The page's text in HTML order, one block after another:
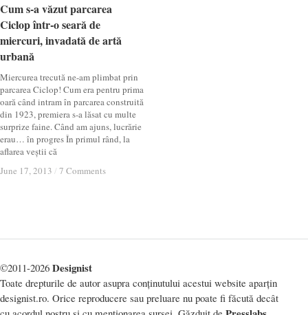
Cum s-a văzut parcarea
Ciclop într-o seară de
miercuri, invadată de artă
urbană
Miercurea trecută ne-am plimbat prin
parcarea Ciclop! Cum era pentru prima
oară când intram în parcarea construită
din 1923, premiera s-a lăsat cu multe
surprize faine. Când am ajuns, lucrărie
erau… în progres În primul rând, la
aflarea veștii că
June 17, 2013 / 7 Comments
Cum s-a văzut parcarea
Ciclop într-o seară de
miercuri, invadată de artă
urbană
June 17, 2013 / 7 Comments
©2011-2026 Designist
Toate drepturile de autor asupra conținutului acestui website aparțin
designist.ro. Orice reproducere sau preluare nu poate fi făcută decât